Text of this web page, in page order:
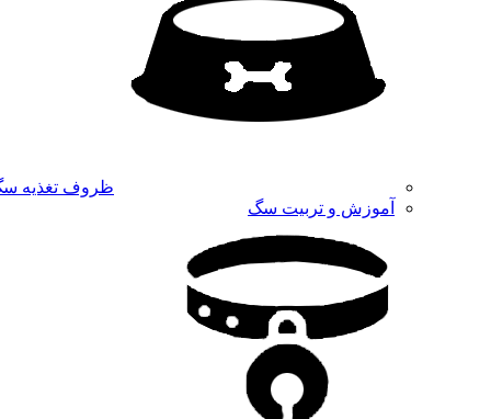
ظروف تغذیه
آموزش و تربیت سگ